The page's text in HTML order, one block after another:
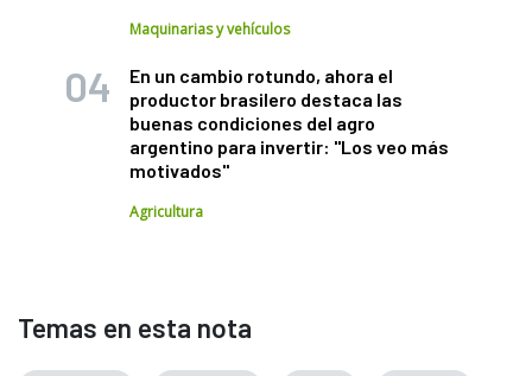
Maquinarias y vehículos
En un cambio rotundo, ahora el
productor brasilero destaca las
buenas condiciones del agro
argentino para invertir: "Los veo más
motivados"
Agricultura
Temas en esta nota